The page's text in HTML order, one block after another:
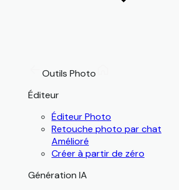
Outils Photo
Éditeur
Éditeur Photo
Retouche photo par chat
Amélioré
Créer à partir de zéro
Génération IA